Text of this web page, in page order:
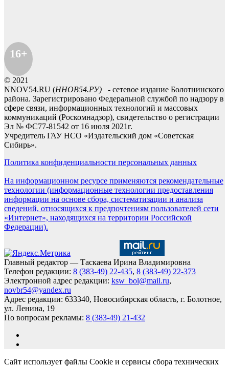
16+
© 2021
NNOV54.RU (ННОВ54.РУ) - сетевое издание Болотнинского
района. Зарегистрировано Федеральной службой по надзору в
сфере связи, информационных технологий и массовых
коммуникаций (Роскомнадзор), свидетельство о регистрации
Эл № ФС77-81542 от 16 июля 2021г.
Учредитель ГАУ НСО «Издательский дом «Советская
Сибирь».
Политика конфиденциальности персональных данных
На информационном ресурсе применяются рекомендательные
технологии (информационные технологии предоставления
информации на основе сбора, систематизации и анализа
сведений, относящихся к предпочтениям пользователей сети
«Интернет», находящихся на территории Российской
Федерации).
Главный редактор — Таскаева Ирина Владимировна
Телефон редакции: 8 (383-49) 22-435, 8 (383-49) 22-373
Электронной адрес редакции: ksw_bol@mail.ru,
novbr54@yandex.ru
Адрес редакции: 633340, Новосибирская область, г. Болотное,
ул. Ленина, 19
По вопросам рекламы: 8 (383-49) 21-432
Сайт использует файлы Cookie и сервисы сбора технических